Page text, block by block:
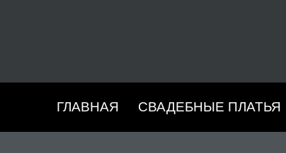
ГЛАВНАЯ СВАДЕБНЫЕ ПЛАТЬЯ